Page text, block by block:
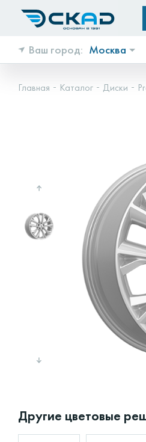
Ваш город: Москва
Главная Каталог Диски
Другие цветовые